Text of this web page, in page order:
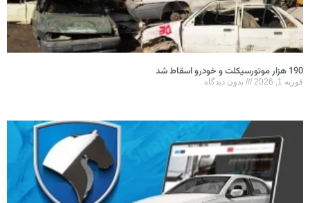
190 هزار موتورسیکلت و خودرو اسقاط شد
فوریه 1, 2026 بدون دیدگاه